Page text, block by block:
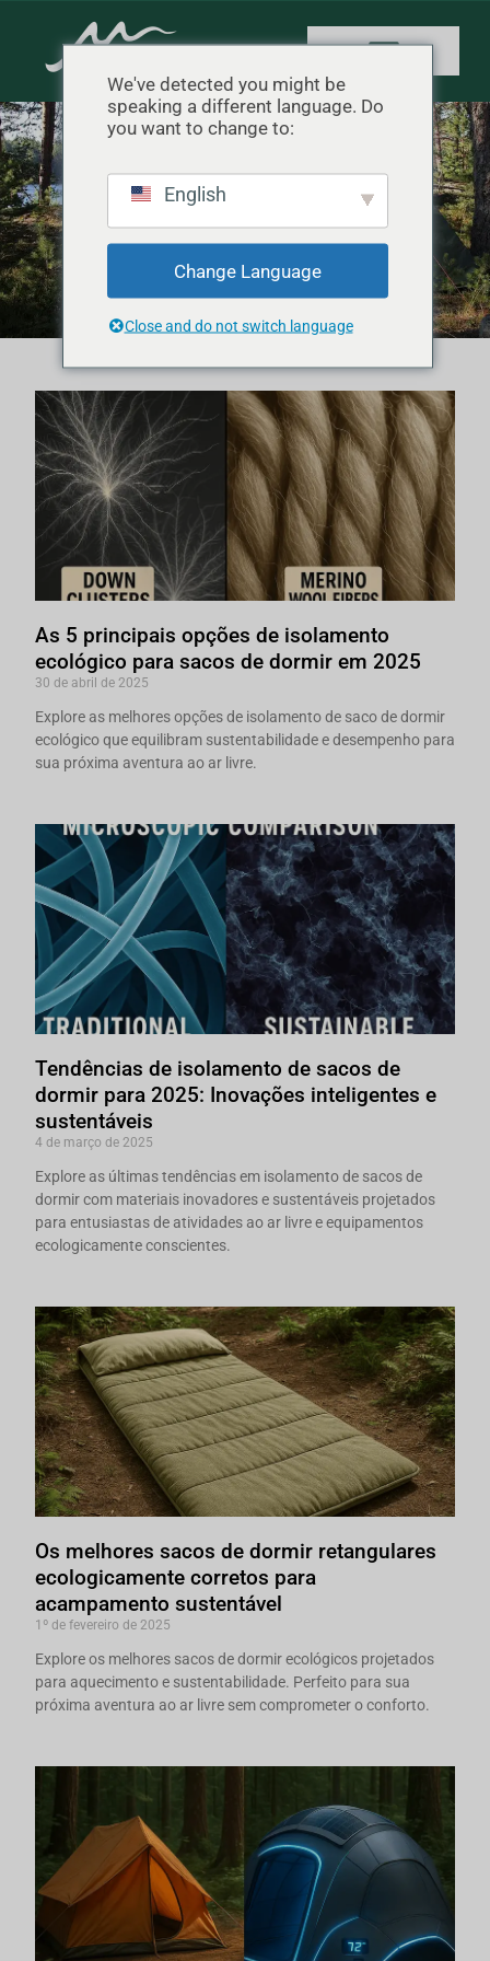
Categoria: Camping
Innovations
As 5 principais opções de isolamento
ecológico para sacos de dormir em 2025
30 de abril de 2025
Explore as melhores opções de isolamento de saco de dormir
ecológico que equilibram sustentabilidade e desempenho para
sua próxima aventura ao ar livre.
Tendências de isolamento de sacos de
dormir para 2025: Inovações inteligentes e
sustentáveis
4 de março de 2025
Explore as últimas tendências em isolamento de sacos de
dormir com materiais inovadores e sustentáveis projetados
para entusiastas de atividades ao ar livre e equipamentos
ecologicamente conscientes.
Os melhores sacos de dormir retangulares
ecologicamente corretos para
acampamento sustentável
1º de fevereiro de 2025
Explore os melhores sacos de dormir ecológicos projetados
para aquecimento e sustentabilidade. Perfeito para sua
próxima aventura ao ar livre sem comprometer o conforto.
We've detected you might be
speaking a different language. Do
you want to change to:
English
Change Language
Close and do not switch language